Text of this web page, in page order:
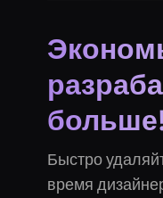
Быстро
время